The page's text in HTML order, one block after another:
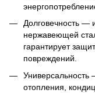
Долговечность —
нержавеющей
гарантирует
повреждений.
Универсальность
отопления,